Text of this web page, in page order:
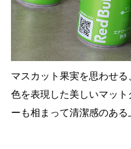
マスカット果実を思わせ
色を表現した美しいマッ
ーも相まって清潔感のある